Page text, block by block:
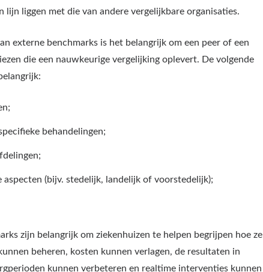
lijn liggen met die van andere vergelijkbare organisaties.
externe benchmarks is het belangrijk om een ​​peer of een
die een nauwkeurige vergelijking oplevert. De volgende
behandelingen;
aspecten (bijv. stedelijk, landelijk of voorstedelijk);
zijn belangrijk om ziekenhuizen te helpen begrijpen hoe ze
beheren, kosten kunnen verlagen, de resultaten in
kunnen verbeteren en realtime interventies kunnen